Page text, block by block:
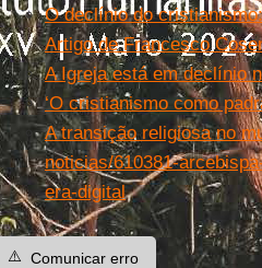
O declínio do
Artigo de Francesco
A Igreja está em declínio
‘O cristianismo como
A transição religiosa no
noticias/610381-
era-digital
⚠️ Comunicar erro